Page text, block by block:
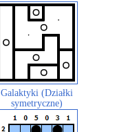
Galaktyki (Działki
symetryczne)